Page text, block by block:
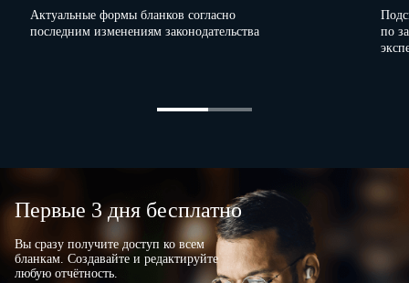
Актуальные формы бланков согласно
последним изменениям законодательства
по
Первые 3 дня бесплатно
Вы сразу получите доступ ко всем
бланкам. Создавайте и редактируйте
любую отчётность.